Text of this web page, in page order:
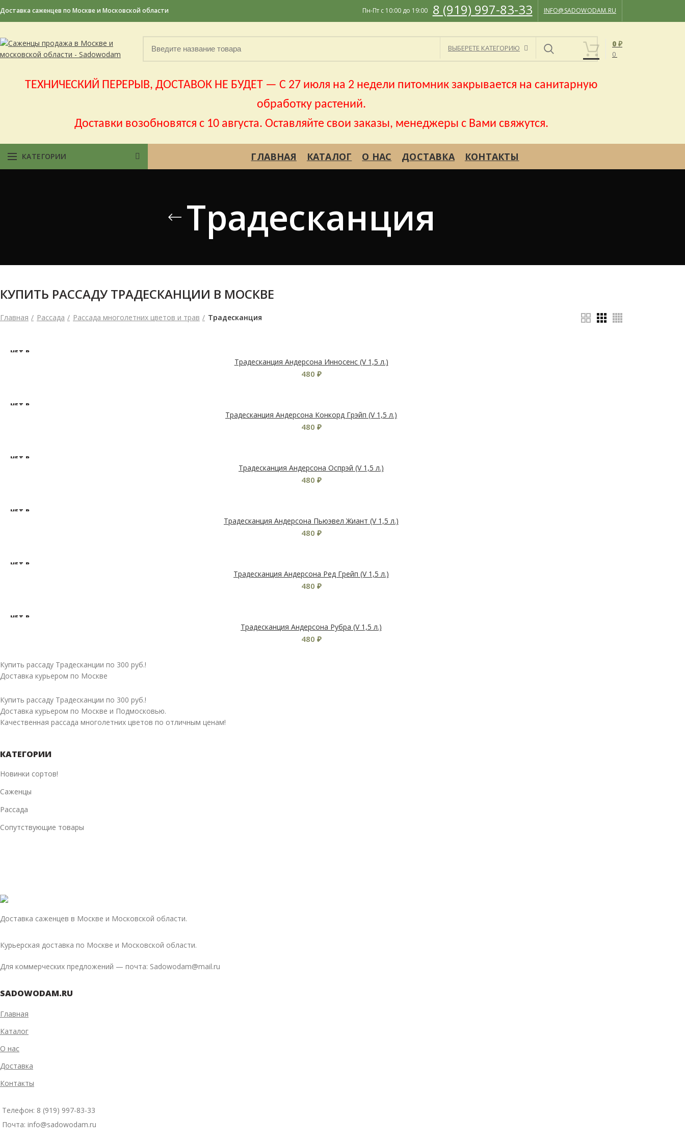
Доставка саженцев по Москве и Московской области Пн-Пт с 10:00 до 19:00 8 (919) 997-83-33 INFO@SADOWODAM.RU
ВЫБЕРЕТЕ КАТЕГОРИЮ
0
0 ₽
ТЕХНИЧЕСКИЙ ПЕРЕРЫВ, ДОСТАВОК НЕ БУДЕТ — С 27 июля на 2 недели питомник закрывается на санитарную
обработку растений.
Доставки возобновятся с 10 августа. Оставляйте свои заказы, менеджеры с Вами свяжутся.
КАТЕГОРИИ ГЛАВНАЯ КАТАЛОГ О НАС ДОСТАВКА КОНТАКТЫ
Традесканция
КУПИТЬ РАССАДУ ТРАДЕСКАНЦИИ В МОСКВЕ
Главная Рассада Рассада многолетних цветов и трав Традесканция
НЕТ В
Традесканция Андерсона Инносенс (V 1,5 л.)
480 ₽
НЕТ В
Традесканция Андерсона Конкорд Грэйп (V 1,5 л.)
480 ₽
НЕТ В
Традесканция Андерсона Оспрэй (V 1,5 л.)
480 ₽
НЕТ В
Традесканция Андерсона Пьюэвел Жиант (V 1,5 л.)
480 ₽
НЕТ В
Традесканция Андерсона Ред Грейп (V 1,5 л.)
480 ₽
НЕТ В
Традесканция Андерсона Рубра (V 1,5 л.)
480 ₽
Купить рассаду Традесканции по 300 руб.!
Доставка курьером по Москве
Купить рассаду Традесканции по 300 руб.!
Доставка курьером по Москве и Подмосковью.
Качественная рассада многолетних цветов по отличным ценам!
КАТЕГОРИИ
Новинки сортов!
Саженцы
Рассада
Сопутствующие товары
Доставка саженцев в Москве и Московской области.
Курьерская доставка по Москве и Московской области.
Для коммерческих предложений — почта: Sadowodam@mail.ru
SADOWODAM.RU
Главная
Каталог
О нас
Доставка
Контакты
Телефон: 8 (919) 997-83-33
Почта: info@sadowodam.ru